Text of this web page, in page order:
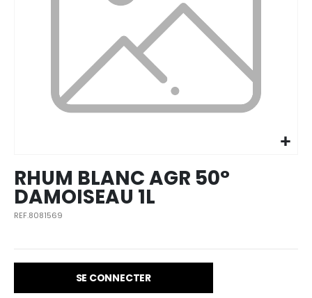
images
gallery
RHUM BLANC AGR 50°
DAMOISEAU 1L
REF.8081569
SE CONNECTER